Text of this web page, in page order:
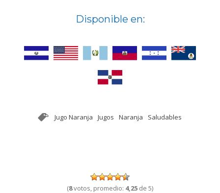
Disponible en:
Jugo Naranja Jugos Naranja Saludables
(8votos, promedio: 4,25 de 5)